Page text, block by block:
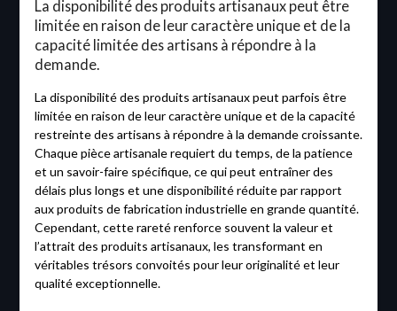
La disponibilité des produits artisanaux peut être
limitée en raison de leur caractère unique et de la
capacité limitée des artisans à répondre à la
demande.
La disponibilité des produits artisanaux peut parfois être
limitée en raison de leur caractère unique et de la capacité
restreinte des artisans à répondre à la demande croissante.
Chaque pièce artisanale requiert du temps, de la patience
et un savoir-faire spécifique, ce qui peut entraîner des
délais plus longs et une disponibilité réduite par rapport
aux produits de fabrication industrielle en grande quantité.
Cependant, cette rareté renforce souvent la valeur et
l’attrait des produits artisanaux, les transformant en
véritables trésors convoités pour leur originalité et leur
qualité exceptionnelle.